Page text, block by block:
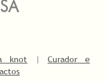
knot | Curador e